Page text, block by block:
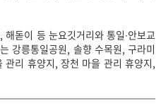
돋이 등 눈요깃거리와 통일∙안보교
강릉통일공원, 솔향 수목원, 구라미
리 휴양지, 장천 마을 관리 휴양지,